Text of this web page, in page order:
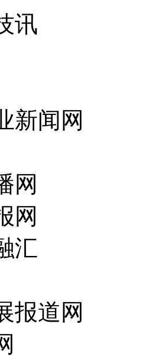
讯
新闻网
网
网
汇
报道网